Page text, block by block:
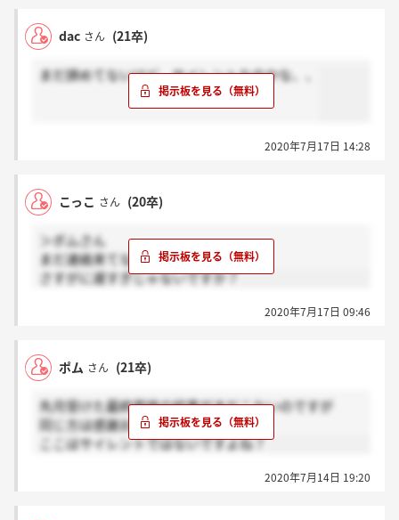
dac さん (21卒)
まだ諦めてないけど、サイレントなのかな、、
2020年7月17日 14:28
こっこ さん (20卒)
＞ポムさん
まだ連絡来てないだけですかね？
さすがに遅すぎじゃないですか？
2020年7月17日 09:46
ポム さん (21卒)
先月受けた最終面接の結果がまだこないのですが
同じ方は感謝お願いします。
ここはサイレントではないですよね？
2020年7月14日 19:20